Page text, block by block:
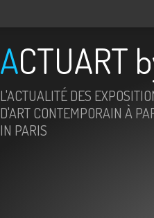
ACTUART
L'ACTUALITÉ DES
D'ART CONTEMPORAIN À
IN PARIS